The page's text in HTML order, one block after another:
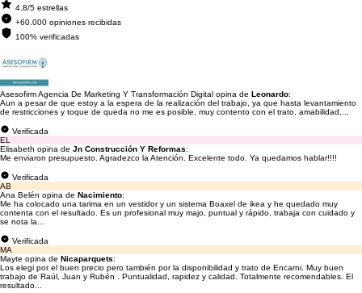
4.8/5 estrellas
+60.000 opiniones recibidas
100% verificadas
Asesofirm Agencia De Marketing Y Transformación Digital opina de Leonardo:
Aun a pesar de que estoy a la espera de la realización del trabajo, ya que hasta levantamiento
de restricciones y toque de queda no me es posible, muy contento con el trato, amabilidad,...
Verificada
EL
Elisabeth opina de Jn Construcción Y Reformas:
Me enviaron presupuesto. Agradezco la Atención. Excelente todo. Ya quedamos hablar!!!!
Verificada
AB
Ana Belén opina de Nacimiento:
Me ha colocado una tarima en un vestidor y un sistema Boaxel de ikea y he quedado muy
contenta con el resultado. Es un profesional muy majo, puntual y rápido, trabaja con cuidado y
se nota la...
Verificada
MA
Mayte opina de Nicaparquets:
Los elegi por el buen precio pero también por la disponibilidad y trato de Encarni. Muy buen
trabajo de Raúl, Juan y Rubén . Puntualidad, rapidez y calidad. Totalmente recomendables. El
resultado...